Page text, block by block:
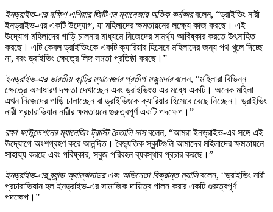
ইনড্রাইভ-এর দক্ষিণ এশিয়ার জিটিএম ম্যানেজার অভিক কর্মকারবলেন, “ড্রাইভিং নারী
ইনড্রাইভ-এর একটি উদ্যোগ, যা মহিলাদের ক্ষমতায়নের লক্ষ্যে কাজ করছে। এই
উদ্যোগ মহিলাদের গাড়ি চালনার মাধ্যমে নিজেদের সামর্থ্য আবিষ্কার করতে উৎসাহিত
করছে। এটি কেবল ড্রাইভিংকে একটি ক্যারিয়ার হিসেবে মহিলাদের জন্য পথ খুলে দিচ্ছে
না, বরং ড্রাইভিং ক্ষেত্রে লিঙ্গ সমতা প্রতিষ্ঠা করছে।”
ইনড্রাইভ-এর ভারতীয় কান্ট্রি ম্যানেজার প্রতীপ মজুমদারবলেন, “মহিলারা বিভিন্ন
ক্ষেত্রে অসাধারণ দক্ষতা দেখাচ্ছেন এবং ড্রাইভিংও এর মধ্যে একটি। অনেক মহিলা
এখন নিজেদের গাড়ি চালাচ্ছেন বা ড্রাইভিংকে ক্যারিয়ার হিসেবে বেছে নিচ্ছেন। ড্রাইভিং
নারী প্রচারাভিযান নারীর ক্ষমতায়নে গুরুত্বপূর্ণ একটি পদক্ষেপ।”
রক্ষা ফাউন্ডেশনের ম্যানেজিং ট্রাস্টি চৈতালি দাসবলেন, “আমরা ইনড্রাইভ-এর সঙ্গে এই
উদ্যোগে অংশগ্রহণ করে আনন্দিত। বৈদ্যুতিক স্কুটিগুলি আমাদের মহিলাদের ক্ষমতায়নে
সাহায্য করছে এবং পরিষ্কার, সবুজ পরিবহন ব্যবস্থার প্রচার করছে।”
ইনড্রাইভ-এর ব্র্যান্ড অ্যাম্বাসাডর এবং অভিনেতা বিক্রান্ত ম্যাসিবলেন, “ড্রাইভিং নারী
প্রচারাভিযান হল ইনড্রাইভ-এর সামাজিক দায়িত্ব পালন করার একটি গুরুত্বপূর্ণ
পদক্ষেপ।”